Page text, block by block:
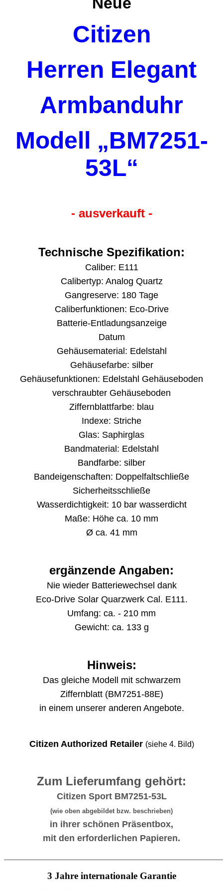
Citizen
Herren Elegant
Armbanduhr
Modell „BM7251-
53L“
- ausverkauft -
Technische Spezifikation:
Caliber: E111
Calibertyp: Analog Quartz
Gangreserve: 180 Tage
Caliberfunktionen: Eco-Drive
Batterie-Entladungsanzeige
Datum
Gehäusematerial: Edelstahl
Gehäusefarbe: silber
Gehäusefunktionen: Edelstahl Gehäuseboden
verschraubter Gehäuseboden
Ziffernblattfarbe: blau
Indexe: Striche
Glas: Saphirglas
Bandmaterial: Edelstahl
Bandfarbe: silber
Bandeigenschaften: Doppelfaltschließe
Sicherheitsschließe
Wasserdichtigkeit: 10 bar wasserdicht
Maße: Höhe ca. 10 mm
Ø ca. 41 mm
ergänzende Angaben:
Nie wieder Batteriewechsel dank
Eco-Drive Solar Quarzwerk Cal. E111.
Umfang: ca. - 210 mm
Gewicht: ca. 133 g
Hinweis:
Das gleiche Modell mit schwarzem
Ziffernblatt (BM7251-88E)
in einem unserer anderen Angebote.
Citizen Authorized Retailer (siehe 4. Bild)
Zum Lieferumfang gehört:
Citizen Sport BM7251-53L
(wie oben abgebildet bzw. beschrieben)
in ihrer schönen Präsentbox,
mit den erforderlichen Papieren.
3 Jahre internationale Garantie